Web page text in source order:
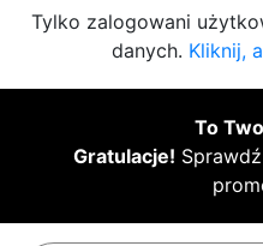
Tylko zalogowani
danych. Kliknij,
To
Gratulacje!